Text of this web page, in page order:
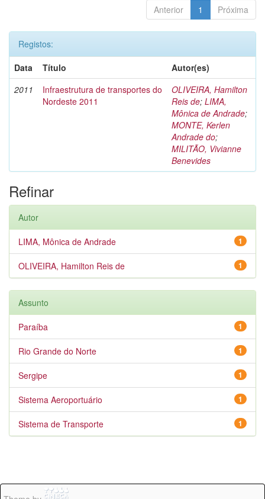
Anterior 1 Próxima
Registos:
Data
Título
Autor(es)
2011
Infraestrutura de transportes do
Nordeste 2011
OLIVEIRA, Hamilton
Reis de; LIMA,
Mônica de Andrade;
MONTE, Kerlen
Andrade do;
MILITÃO, Vivianne
Benevides
Refinar
Autor
1
LIMA, Mônica de Andrade
1
OLIVEIRA, Hamilton Reis de
Assunto
1
Paraíba
1
Rio Grande do Norte
1
Sergipe
1
Sistema Aeroportuário
1
Sistema de Transporte